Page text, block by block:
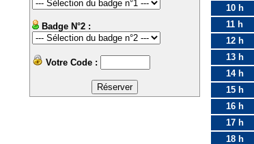
Badge N°2 :
Votre Code :
10 h
11 h
12 h
13 h
14 h
15 h
16 h
17 h
18 h